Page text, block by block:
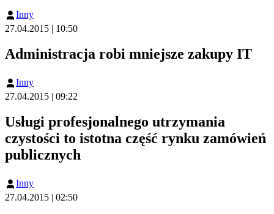
Inny
27.04.2015 | 10:50
Administracja robi mniejsze zakupy IT
Inny
27.04.2015 | 09:22
Usługi profesjonalnego utrzymania
czystości to istotna część rynku zamówień
publicznych
Inny
27.04.2015 | 02:50